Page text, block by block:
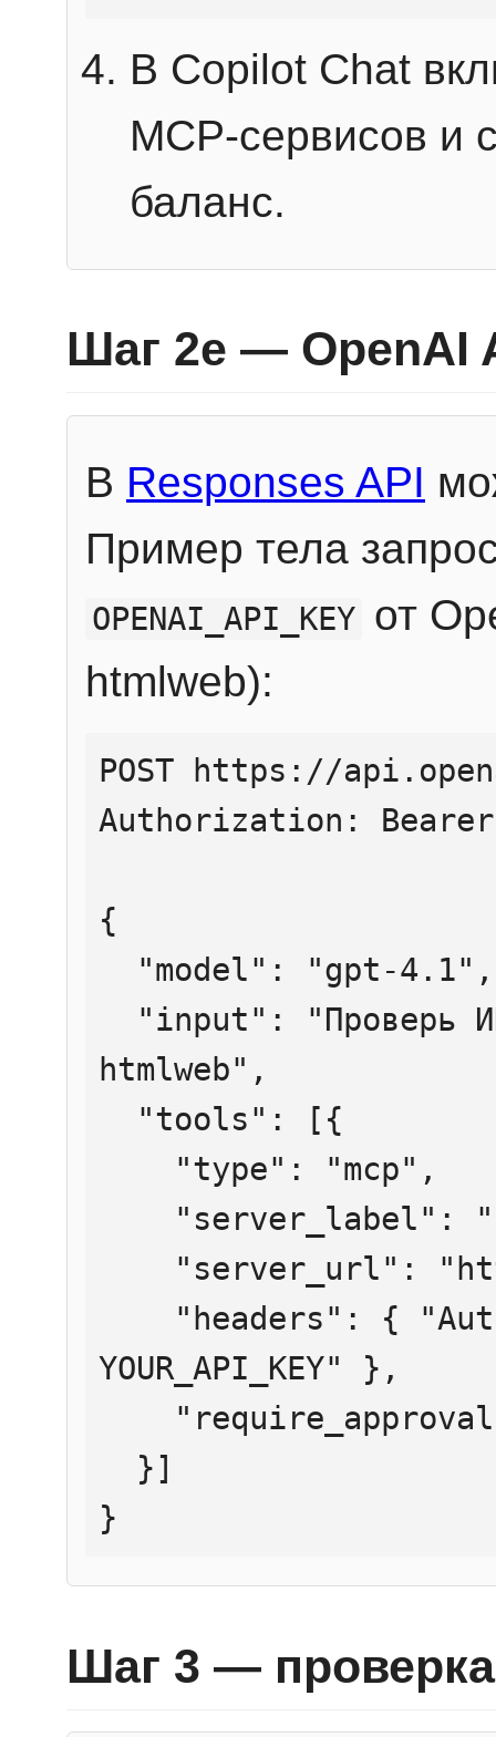
В Copilot Chat
MCP-сервисов и
баланс.
Шаг 2e — OpenAI
В Responses API
Пример тела
OPENAI_API_KEY от
htmlweb):
POST https://
Authorization:
{
htmlweb",
YOUR_API_KEY" },
}
Шаг 3 — проверка